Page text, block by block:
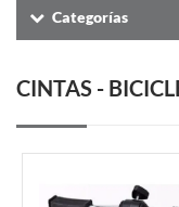
Categorías
CINTAS -